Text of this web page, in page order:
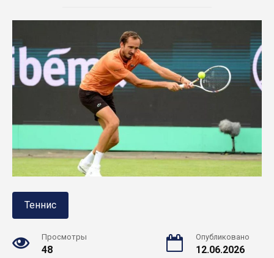
Теннис
Просмотры
48
Опубликовано
12.06.2026